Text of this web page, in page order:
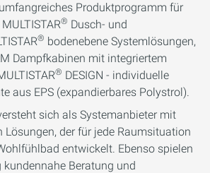
Produktprogramm für
® Dusch- und
® bodenebene Systemlösungen,
Dampfkabinen mit integriertem
® DESIGN - individuelle
aus EPS (expandierbares Polystrol).
sich als Systemanbieter mit
Lösungen, der für jede Raumsituation
entwickelt. Ebenso spielen
Beratung und